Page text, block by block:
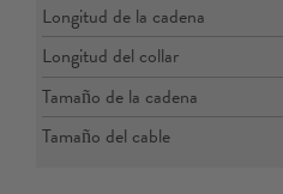
Longitud de la cadena
Longitud del collar
Tamaño de la cadena
Tamaño del cable